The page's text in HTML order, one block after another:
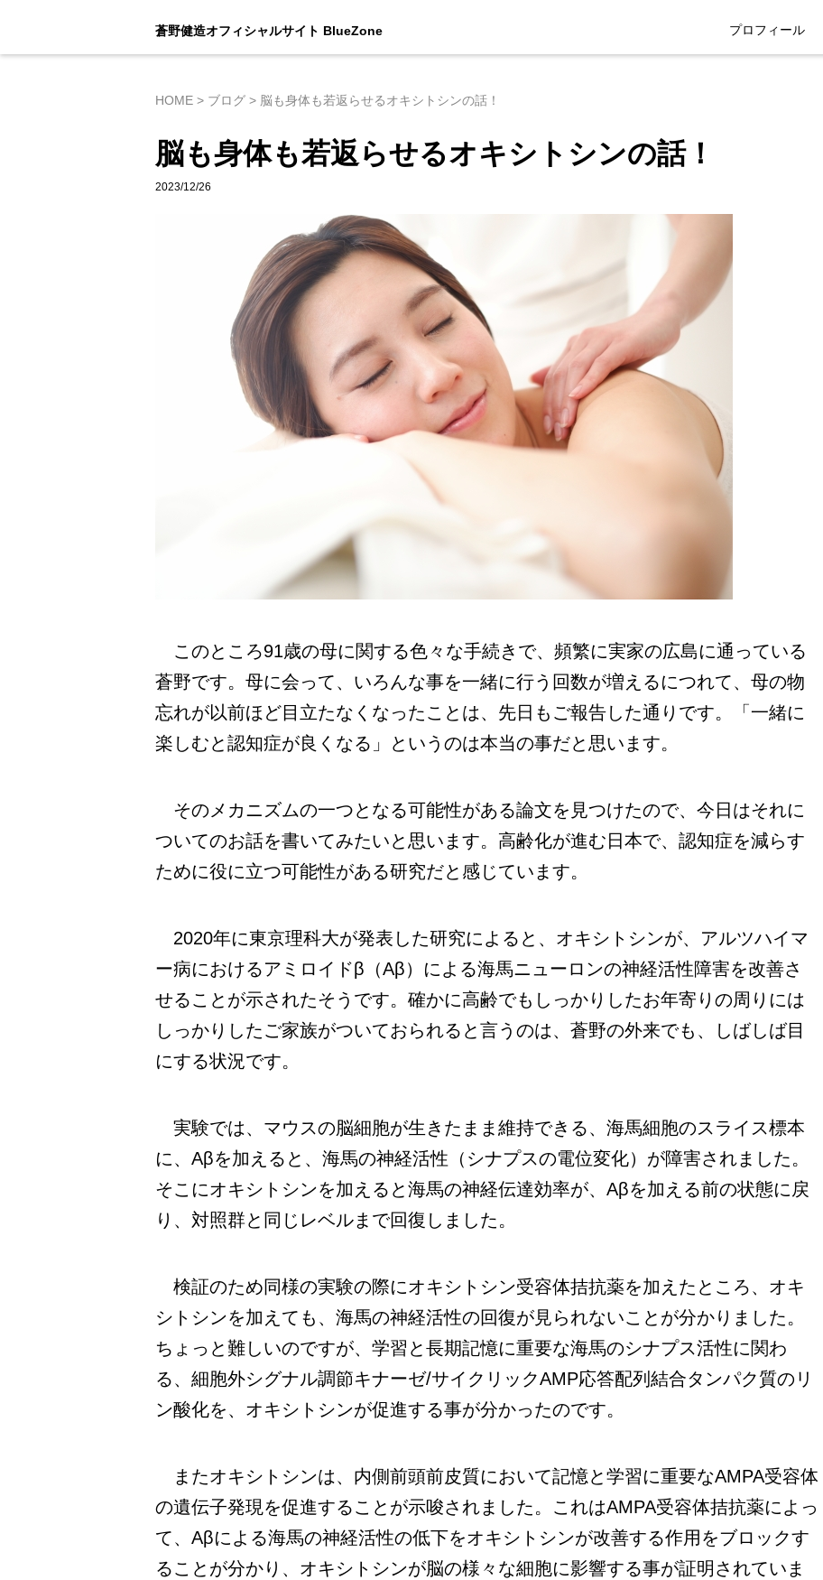
蒼野健造オフィシャルサイト BlueZone プロフィール
HOME > ブログ > 脳も身体も若返らせるオキシトシンの話！
脳も身体も若返らせるオキシトシンの話！
2023/12/26
このところ91歳の母に関する色々な手続きで、頻繁に実家の広島に通っている
蒼野です。母に会って、いろんな事を一緒に行う回数が増えるにつれて、母の物
忘れが以前ほど目立たなくなったことは、先日もご報告した通りです。「一緒に
楽しむと認知症が良くなる」というのは本当の事だと思います。
そのメカニズムの一つとなる可能性がある論文を見つけたので、今日はそれに
ついてのお話を書いてみたいと思います。高齢化が進む日本で、認知症を減らす
ために役に立つ可能性がある研究だと感じています。
2020年に東京理科大が発表した研究によると、オキシトシンが、アルツハイマ
ー病におけるアミロイドβ（Aβ）による海馬ニューロンの神経活性障害を改善さ
せることが示されたそうです。確かに高齢でもしっかりしたお年寄りの周りには
しっかりしたご家族がついておられると言うのは、蒼野の外来でも、しばしば目
にする状況です。
実験では、マウスの脳細胞が生きたまま維持できる、海馬細胞のスライス標本
に、Aβを加えると、海馬の神経活性（シナプスの電位変化）が障害されました。
そこにオキシトシンを加えると海馬の神経伝達効率が、Aβを加える前の状態に戻
り、対照群と同じレベルまで回復しました。
検証のため同様の実験の際にオキシトシン受容体拮抗薬を加えたところ、オキ
シトシンを加えても、海馬の神経活性の回復が見られないことが分かりました。
ちょっと難しいのですが、学習と長期記憶に重要な海馬のシナプス活性に関わ
る、細胞外シグナル調節キナーゼ/サイクリックAMP応答配列結合タンパク質のリ
ン酸化を、オキシトシンが促進する事が分かったのです。
またオキシトシンは、内側前頭前皮質において記憶と学習に重要なAMPA受容体
の遺伝子発現を促進することが示唆されました。これはAMPA受容体拮抗薬によっ
て、Aβによる海馬の神経活性の低下をオキシトシンが改善する作用をブロックす
ることが分かり、オキシトシンが脳の様々な細胞に影響する事が証明されていま